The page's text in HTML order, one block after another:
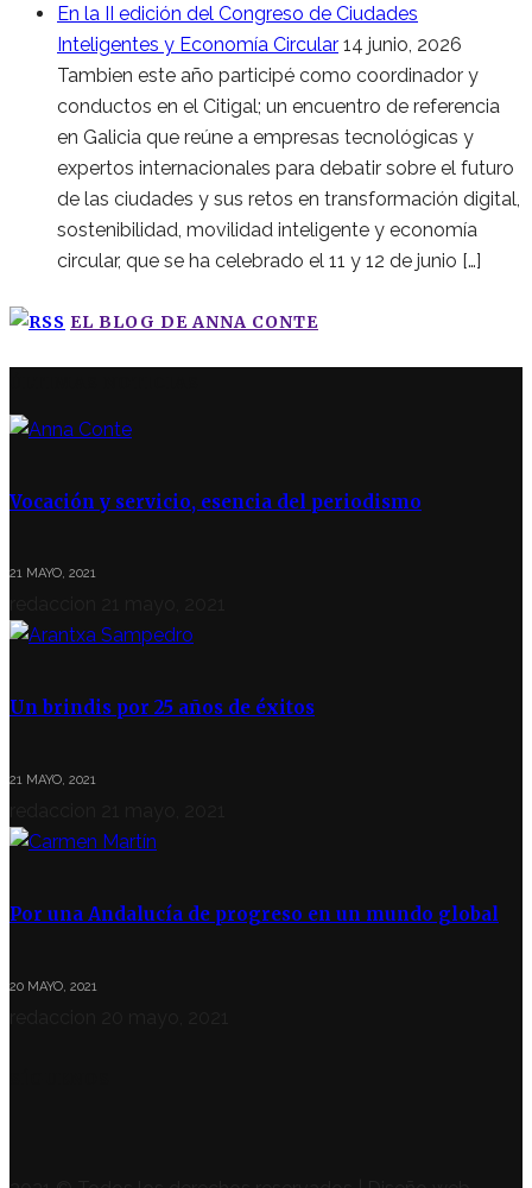
En la II edición del Congreso de Ciudades
Inteligentes y Economía Circular 14 junio, 2026
Tambien este año participé como coordinador y
conductos en el Citigal; un encuentro de referencia
en Galicia que reúne a empresas tecnológicas y
expertos internacionales para debatir sobre el futuro
de las ciudades y sus retos en transformación digital,
sostenibilidad, movilidad inteligente y economía
circular, que se ha celebrado el 11 y 12 de junio […]
EL BLOG DE ANNA CONTE
Vocación y servicio, esencia del periodismo
21 MAYO, 2021
Un brindis por 25 años de éxitos
21 MAYO, 2021
Por una Andalucía de progreso en un mundo global
20 MAYO, 2021